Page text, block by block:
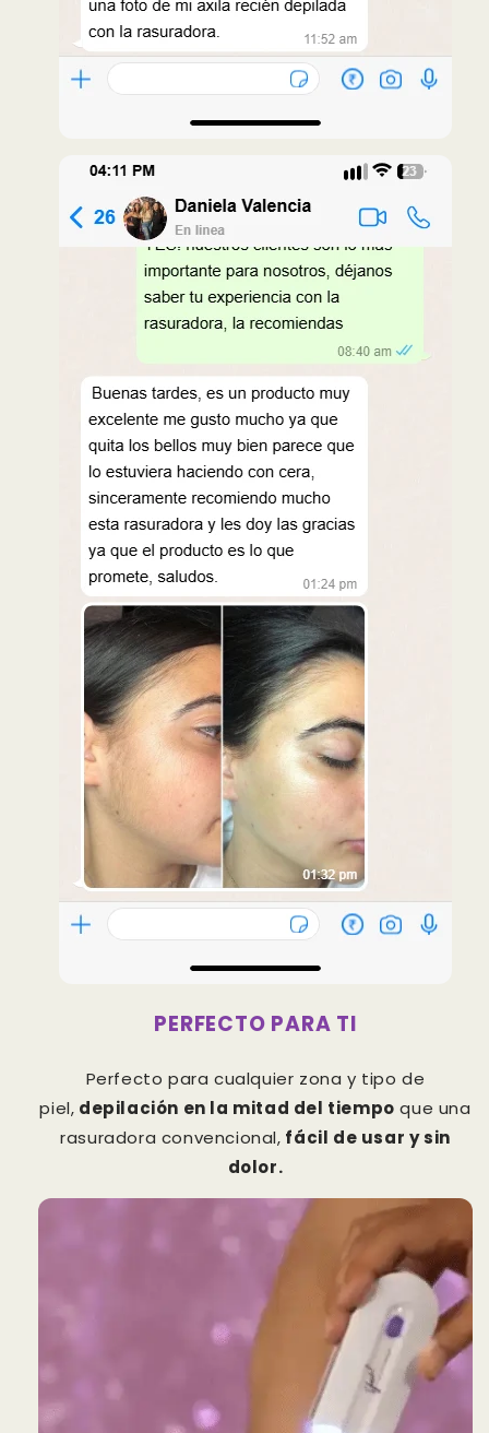
PERFECTO PARA TI
Perfecto para cualquier zona y tipo de
piel, depilación en la mitad del tiempo que una
rasuradora convencional, fácil de usar y sin
dolor.